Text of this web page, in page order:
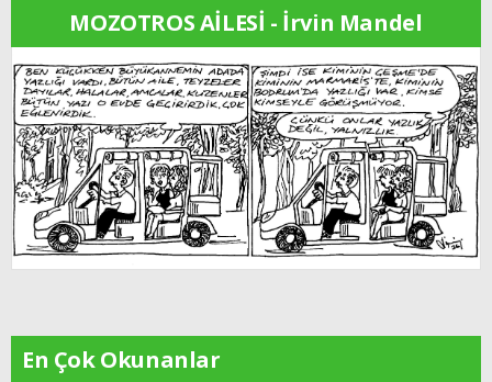
MOZOTROS AİLESİ - İrvin Mandel
En Çok Okunanlar